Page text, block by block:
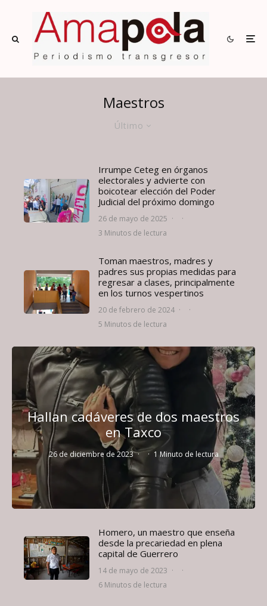
Maestros
Último
Irrumpe Ceteg en órganos
electorales y advierte con
boicotear elección del Poder
Judicial del próximo domingo
26 de mayo de 2025 ·
·
3 Minutos de lectura
Toman maestros, madres y
padres sus propias medidas para
regresar a clases, principalmente
en los turnos vespertinos
20 de febrero de 2024 ·
·
5 Minutos de lectura
Hallan cadáveres de dos maestros
en Taxco
26 de diciembre de 2023 · · 1 Minuto de lectura
Homero, un maestro que enseña
desde la precariedad en plena
capital de Guerrero
14 de mayo de 2023 ·
·
6 Minutos de lectura